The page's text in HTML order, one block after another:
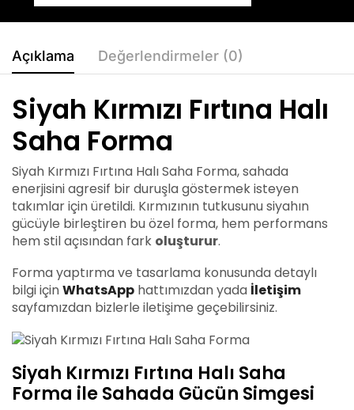
Açıklama Değerlendirmeler (0)
Siyah Kırmızı Fırtına Halı
Saha Forma
Siyah Kırmızı Fırtına Halı Saha Forma, sahada
enerjisini agresif bir duruşla göstermek isteyen
takımlar için üretildi. Kırmızının tutkusunu siyahın
gücüyle birleştiren bu özel forma, hem performans
hem stil açısından fark oluşturur.
Forma yaptırma ve tasarlama konusunda detaylı
bilgi içinWhatsApp hattımızdan yada İletişim
sayfamızdan bizlerle iletişime geçebilirsiniz.
Siyah Kırmızı Fırtına Halı Saha
Forma ile Sahada Gücün Simgesi